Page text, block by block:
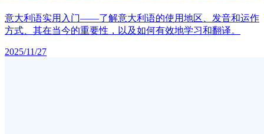
意大利语实用入门——了解意大利语的使用地区、发音和运作
方式、其在当今的重要性，以及如何有效地学习和翻译。
2025/11/27